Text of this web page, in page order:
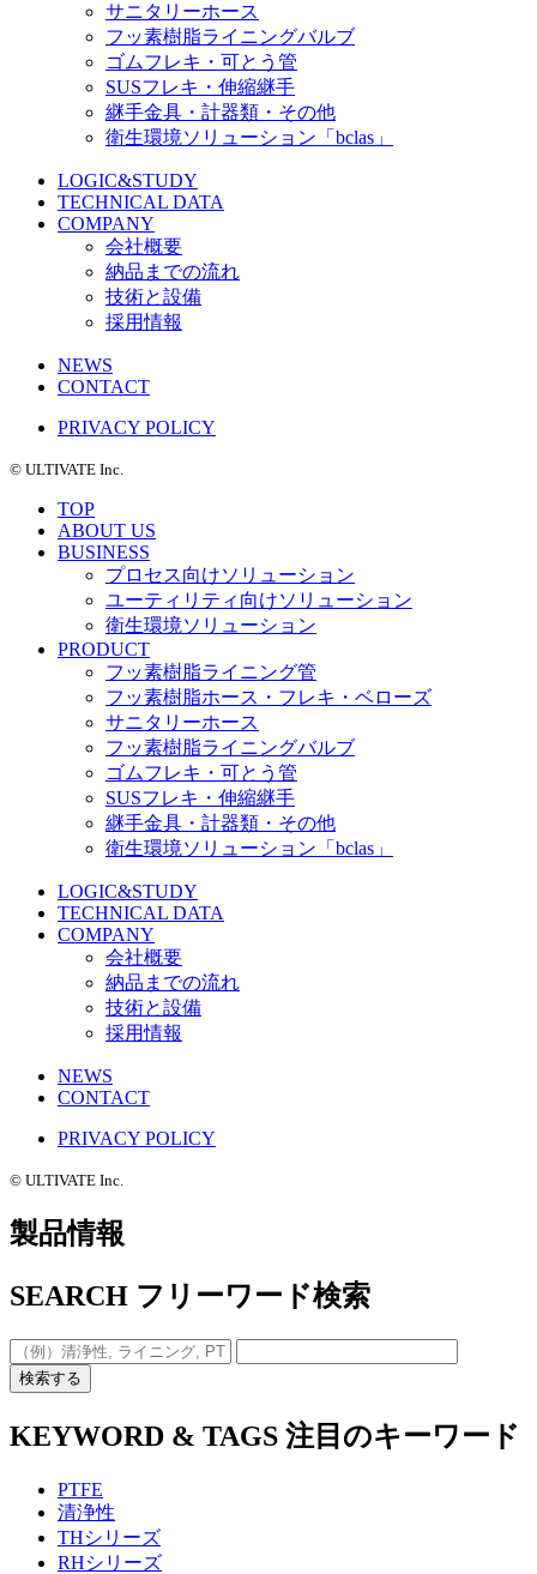
サニタリーホース
フッ素樹脂ライニングバルブ
ゴムフレキ・可とう管
SUSフレキ・伸縮継手
継手金具・計器類・その他
衛生環境ソリューション「bclas」
LOGIC&STUDY
TECHNICAL DATA
COMPANY
会社概要
納品までの流れ
技術と設備
採用情報
NEWS
CONTACT
PRIVACY POLICY
©️ ULTIVATE Inc.
TOP
ABOUT US
BUSINESS
プロセス向けソリューション
ユーティリティ向けソリューション
衛生環境ソリューション
PRODUCT
フッ素樹脂ライニング管
フッ素樹脂ホース・フレキ・ベローズ
サニタリーホース
フッ素樹脂ライニングバルブ
ゴムフレキ・可とう管
SUSフレキ・伸縮継手
継手金具・計器類・その他
衛生環境ソリューション「bclas」
LOGIC&STUDY
TECHNICAL DATA
COMPANY
会社概要
納品までの流れ
技術と設備
採用情報
NEWS
CONTACT
PRIVACY POLICY
©️ ULTIVATE Inc.
製品情報
SEARCH フリーワード検索
検索する
KEYWORD & TAGS 注目のキーワード
PTFE
清浄性
THシリーズ
RHシリーズ